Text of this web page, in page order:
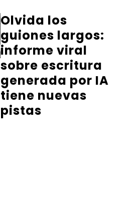
Olvida los
guiones largos:
informe viral
sobre escritura
generada por IA
tiene nuevas
pistas